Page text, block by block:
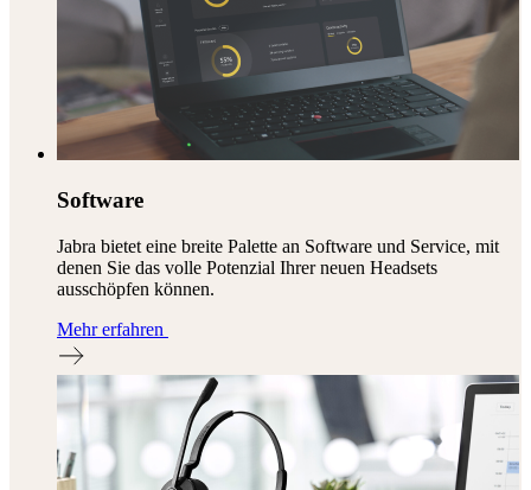
Software
Jabra bietet eine breite Palette an Software und Service, mit
denen Sie das volle Potenzial Ihrer neuen Headsets
ausschöpfen können.
Mehr erfahren